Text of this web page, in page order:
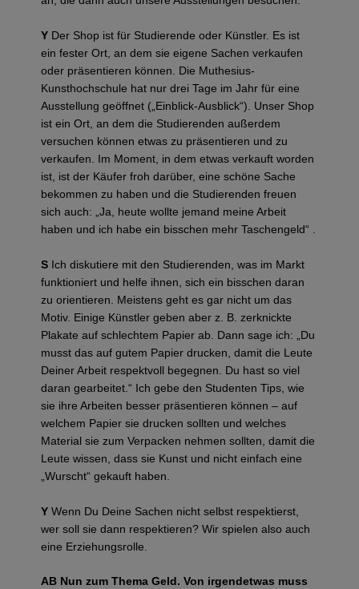
Y Der Shop ist für Studierende oder Künstler. Es ist
ein fester Ort, an dem sie eigene Sachen verkaufen
oder präsentieren können. Die Muthesius-
Kunsthochschule hat nur drei Tage im Jahr für eine
Ausstellung geöffnet („Einblick-Ausblick“). Unser Shop
ist ein Ort, an dem die Studierenden außerdem
versuchen können etwas zu präsentieren und zu
verkaufen. Im Moment, in dem etwas verkauft worden
ist, ist der Käufer froh darüber, eine schöne Sache
bekommen zu haben und die Studierenden freuen
sich auch: „Ja, heute wollte jemand meine Arbeit
haben und ich habe ein bisschen mehr Taschengeld“ .
S Ich diskutiere mit den Studierenden, was im Markt
funktioniert und helfe ihnen, sich ein bisschen daran
zu orientieren. Meistens geht es gar nicht um das
Motiv. Einige Künstler geben aber z. B. zerknickte
Plakate auf schlechtem Papier ab. Dann sage ich: „Du
musst das auf gutem Papier drucken, damit die Leute
Deiner Arbeit respektvoll begegnen. Du hast so viel
daran gearbeitet.“ Ich gebe den Studenten Tips, wie
sie ihre Arbeiten besser präsentieren können – auf
welchem Papier sie drucken sollten und welches
Material sie zum Verpacken nehmen sollten, damit die
Leute wissen, dass sie Kunst und nicht einfach eine
„Wurscht“ gekauft haben.
Y Wenn Du Deine Sachen nicht selbst respektierst,
wer soll sie dann respektieren? Wir spielen also auch
eine Erziehungsrolle.
AB Nun zum Thema Geld. Von irgendetwas muss